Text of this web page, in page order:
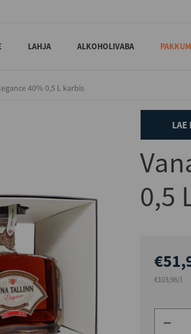
LAHJA ALKOHOLIVABA
40% 0,5 L karbis
LAE
0,5
€103,96/l